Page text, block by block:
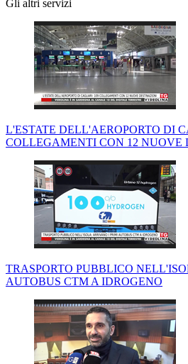
Gli altri servizi
L'ESTATE DELL'AEROPORTO DI
COLLEGAMENTI CON 12 NUOVE
TRASPORTO PUBBLICO
AUTOBUS CTM A IDROGENO